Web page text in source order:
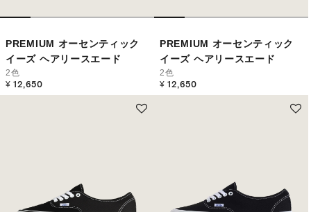
PREMIUM オーセンティック
イーズ ヘアリースエード
2色
¥ 12,650
PREMIUM オーセンティック
イーズ ヘアリースエード
2色
¥ 12,650